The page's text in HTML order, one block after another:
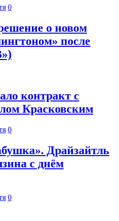
0
о новом
после
контракт с
Красковским
0
Драйзайтль
с днём
0